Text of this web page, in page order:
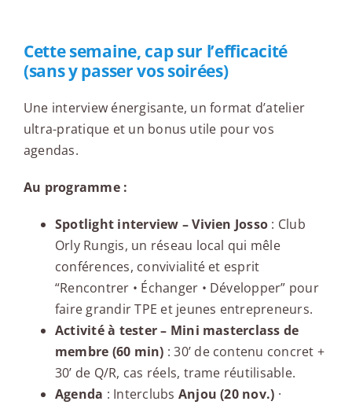
Cette semaine, cap sur l’efficacité
(sans y passer vos soirées)
Une interview énergisante, un format d’atelier
ultra-pratique et un bonus utile pour vos
agendas.
Au programme :
Spotlight interview – Vivien Josso : Club
Orly Rungis, un réseau local qui mêle
conférences, convivialité et esprit
“Rencontrer • Échanger • Développer” pour
faire grandir TPE et jeunes entrepreneurs.
Activité à tester – Mini masterclass de
membre (60 min) : 30’ de contenu concret +
30’ de Q/R, cas réels, trame réutilisable.
Agenda : Interclubs Anjou (20 nov.) ·